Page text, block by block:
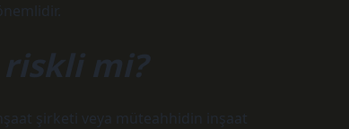
riskli mi?
şirketi veya müteahhidin inşaat